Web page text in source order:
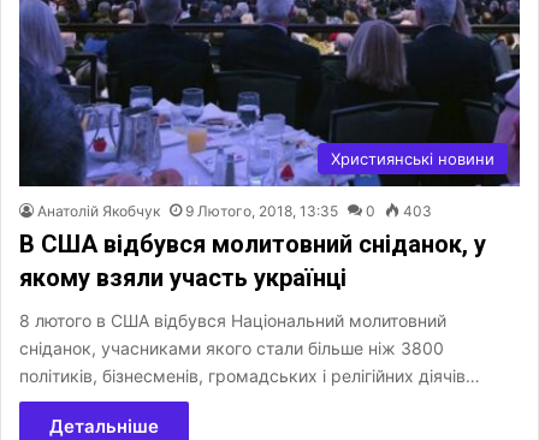
Християнські новини
Анатолій Якобчук 9 Лютого, 2018, 13:35 0 403
В США відбувся молитовний сніданок, у
якому взяли участь українці
8 лютого в США відбувся Національний молитовний
сніданок, учасниками якого стали більше ніж 3800
політиків, бізнесменів, громадських і релігійних діячів…
Детальніше